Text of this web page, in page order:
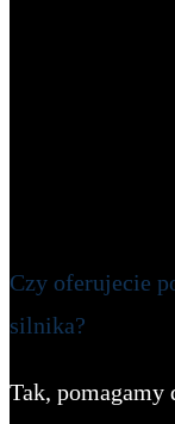
Czy oferujecie
silnika?
Tak, pomagamy